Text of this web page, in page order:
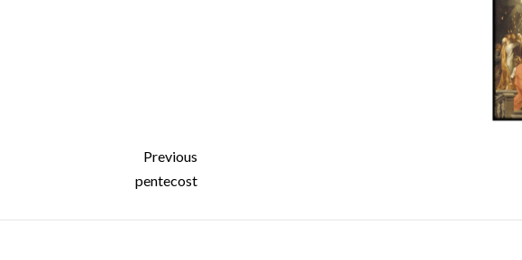
Previous
pentecost